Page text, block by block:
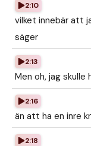
2:10
vilket innebär att
säger
2:13
Men oh, jag
2:16
än att ha en inre
2:18